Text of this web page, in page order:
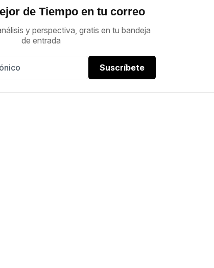
de Tiempo en tu correo
y perspectiva, gratis en tu bandeja
de entrada
Suscríbete